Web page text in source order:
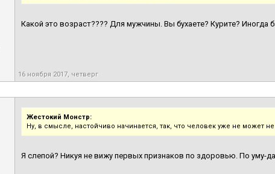
Какой это возраст???? Для мужчины. Вы бухаете? Курите? Иногда
16 ноября 2017, четверг
Жестокий Монстр:
Ну, в смысле, настойчиво начинается, так, что человек уже не может
Я слепой? Никуя не вижу первых признаков по здоровью. По уму-